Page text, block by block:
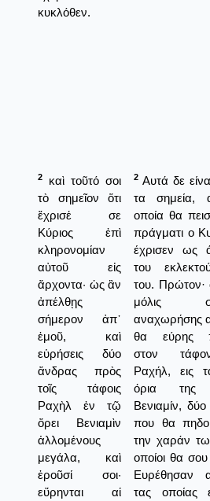
κυκλόθεν.
2
καὶ τοῦτό σοι
τὸ σημεῖον ὅτι
ἔχρισέ σε
Κύριος ἐπὶ
κληρονομίαν
αὐτοῦ εἰς
ἄρχοντα· ὡς ἂν
ἀπέλθῃς
σήμερον ἀπ᾿
ἐμοῦ, καὶ
εὑρήσεις δύο
ἄνδρας πρὸς
τοῖς τάφοις
Ραχὴλ ἐν τῷ
ὄρει Βενιαμὶν
ἁλλομένους
μεγάλα, καὶ
ἐροῦσί σοι·
εὕρηνται αἱ
2 Αυτά δε
τα σημεία,
οποία θα
πράγματι ο
έχρισεν ως
του
του.
μόλις
αναχωρήσης
θα εύρης
στον
Ραχήλ, εις
όρια της
Βενιαμίν,
που θα
την χαράν
οποίοι θα σου
Ευρέθησαν
τας οποίας